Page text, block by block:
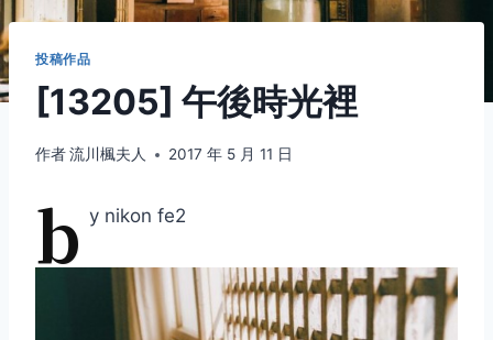
投稿作品
[13205] 午後時光裡
作者流川楓夫人 2017 年 5 月 11 日
b y nikon fe2